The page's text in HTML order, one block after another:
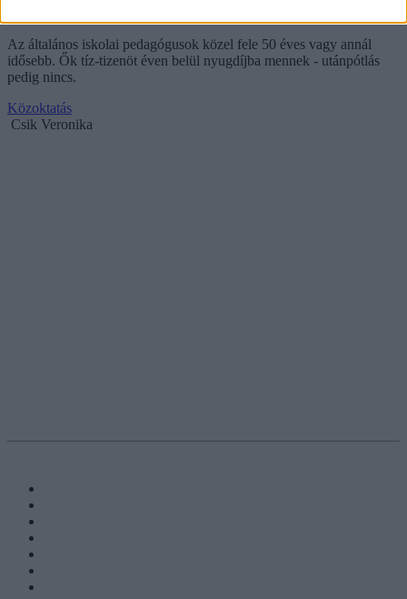
Az általános iskolai pedagógusok közel fele 50 éves vagy annál
idősebb. Ők tíz-tizenöt éven belül nyugdíjba mennek - utánpótlás
pedig nincs.
Közoktatás
Csik Veronika